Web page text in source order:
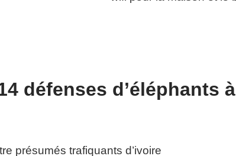
défenses d’éléphants à